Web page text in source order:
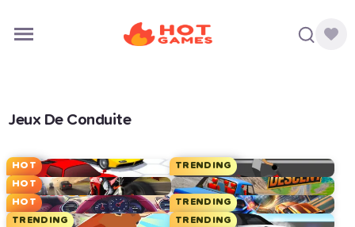
Jeux De Conduite
HOT
TRENDING
HOT
HOT
TRENDING
TRENDING
TRENDING